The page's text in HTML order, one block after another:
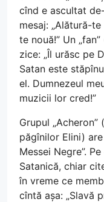
cînd e ascultat
mesaj: „Alătură-
te nouă!” Un
zice: „Îl urăsc pe
Satan este
el. Dumnezeul
muzicii lor cred!”
Grupul
păgînilor Elini)
Messei Negre”.
Satanică, chiar
în vreme ce
cîntă așa: „Slavă